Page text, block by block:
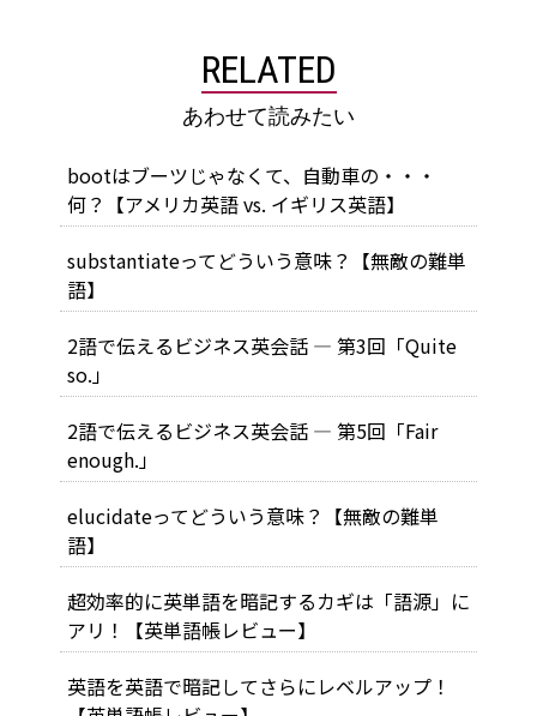
RELATED
あわせて読みたい
bootはブーツじゃなくて、自動車の・・・
何？【アメリカ英語 vs. イギリス英語】
substantiateってどういう意味？【無敵の難単
語】
2語で伝えるビジネス英会話 — 第3回「Quite
so.」
2語で伝えるビジネス英会話 — 第5回「Fair
enough.」
elucidateってどういう意味？【無敵の難単
語】
超効率的に英単語を暗記するカギは「語源」に
アリ！【英単語帳レビュー】
英語を英語で暗記してさらにレベルアップ！